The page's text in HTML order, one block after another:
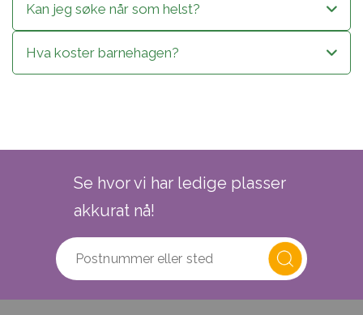
Kan jeg søke når som helst?
Hva koster barnehagen?
Se hvor vi har ledige plasser
akkurat nå!